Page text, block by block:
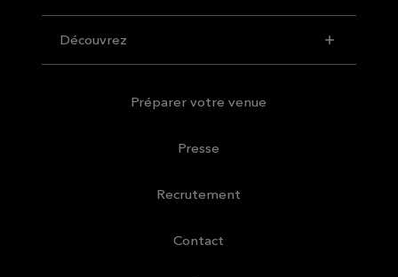
Découvrez
Préparer votre venue
Presse
Recrutement
Contact